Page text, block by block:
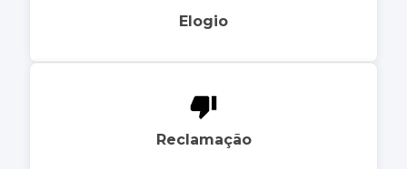
Elogio
Reclamação